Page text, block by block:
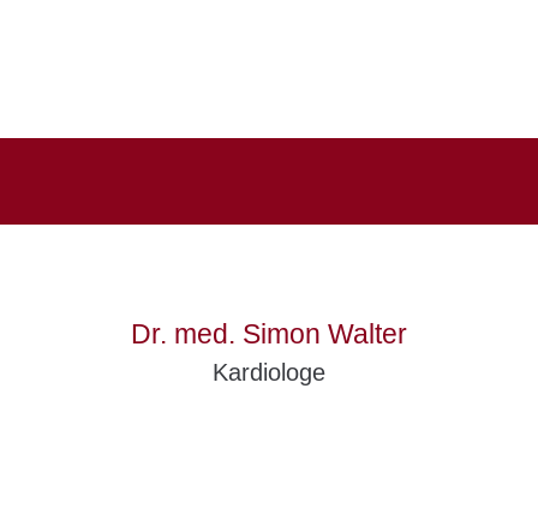
Dr. med. Simon Walter
Kardiologe